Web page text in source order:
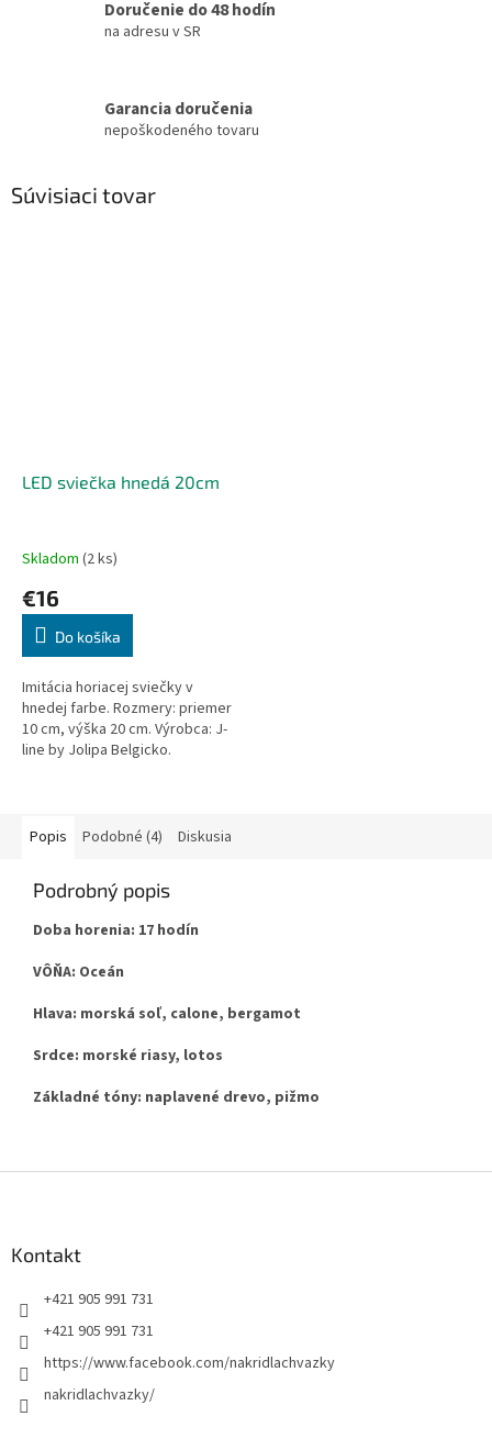
Doručenie do 48 hodín
na adresu v SR
Garancia doručenia
nepoškodeného tovaru
Súvisiaci tovar
LED sviečka hnedá 20cm
Skladom (2 ks)
€16
Do košíka
Imitácia horiacej sviečky v
hnedej farbe. Rozmery: priemer
10 cm, výška 20 cm. Výrobca: J-
line by Jolipa Belgicko.
Popis Podobné (4) Diskusia
Podrobný popis
Doba horenia: 17 hodín
VÔŇA: Oceán
Hlava: morská soľ, calone, bergamot
Srdce: morské riasy, lotos
Základné tóny: naplavené drevo, pižmo
Kontakt
+421 905 991 731
+421 905 991 731
https://www.facebook.com/nakridlachvazky
nakridlachvazky/